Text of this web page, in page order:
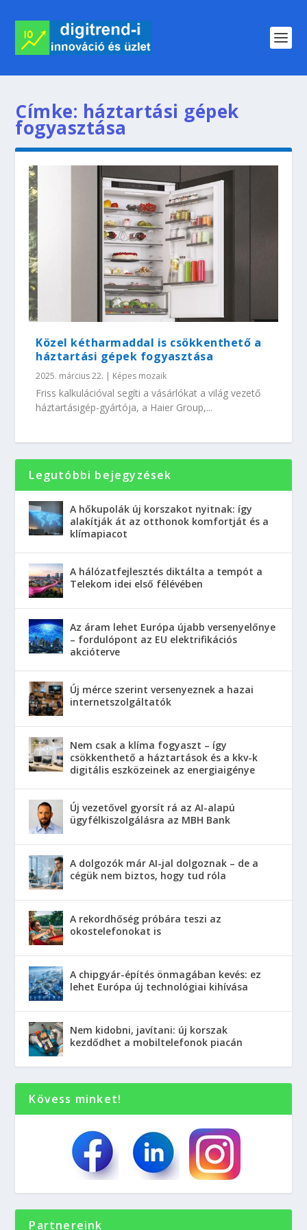
Címke: háztartási gépek
fogyasztása
Közel kétharmaddal is csökkenthető a
háztartási gépek fogyasztása
2025. március 22. | Képes mozaik
Friss kalkulációval segíti a vásárlókat a világ vezető
háztartásigép-gyártója, a Haier Group,...
Legutóbbi bejegyzések
A hőkupolák új korszakot nyitnak: így
alakítják át az otthonok komfortját és a
klímapiacot
A hálózatfejlesztés diktálta a tempót a
Telekom idei első félévében
Az áram lehet Európa újabb versenyelőnye
– fordulópont az EU elektrifikációs
akcióterve
Új mérce szerint versenyeznek a hazai
internetszolgáltatók
Nem csak a klíma fogyaszt – így
csökkenthető a háztartások és a kkv-k
digitális eszközeinek az energiaigénye
Új vezetővel gyorsít rá az AI-alapú
ügyfélkiszolgálásra az MBH Bank
A dolgozók már AI-jal dolgoznak – de a
cégük nem biztos, hogy tud róla
A rekordhőség próbára teszi az
okostelefonokat is
A chipgyár-építés önmagában kevés: ez
lehet Európa új technológiai kihívása
Nem kidobni, javítani: új korszak
kezdődhet a mobiltelefonok piacán
Kövess minket!
Partnereink